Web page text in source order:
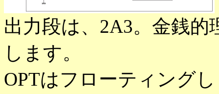
出力段は、2A3。金銭的
します。
OPTはフローティング